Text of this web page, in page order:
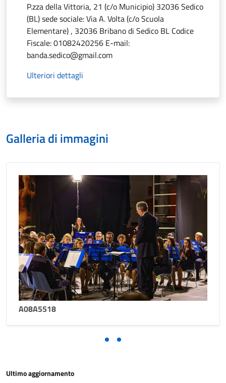
P.zza della Vittoria, 21 (c/o Municipio) 32036 Sedico
(BL) sede sociale: Via A. Volta (c/o Scuola
Elementare) , 32036 Bribano di Sedico BL Codice
Fiscale: 01082420256 E-mail:
banda.sedico@gmail.com
Ulteriori dettagli
Galleria di immagini
A08A5518
Ultimo aggiornamento